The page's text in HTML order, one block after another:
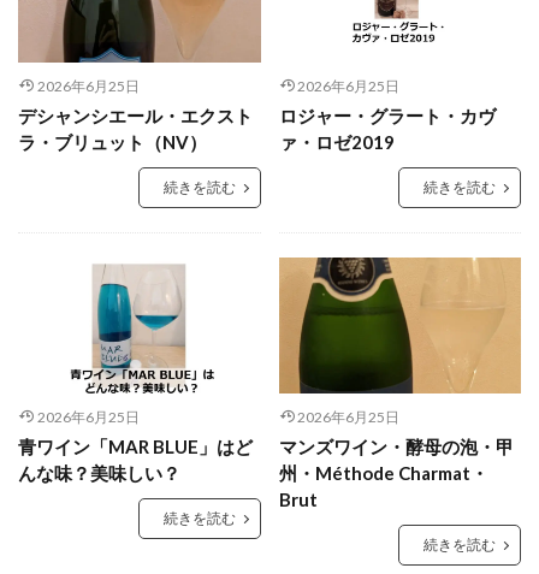
2026年6月25日
デシャンシエール・エクスト
ラ・ブリュット（NV）
続きを読む
2026年6月25日
ロジャー・グラート・カヴ
ァ・ロゼ2019
続きを読む
2026年6月25日
青ワイン「MAR BLUE」はど
んな味？美味しい？
続きを読む
2026年6月25日
マンズワイン・酵母の泡・甲
州・Méthode Charmat・
Brut
続きを読む